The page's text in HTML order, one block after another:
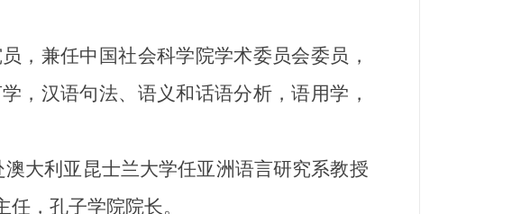
兼任中国社会科学院学术委员会委员，
，汉语句法、语义和话语分析，语用学，
大利亚昆士兰大学任亚洲语言研究系教授
，孔子学院院长。